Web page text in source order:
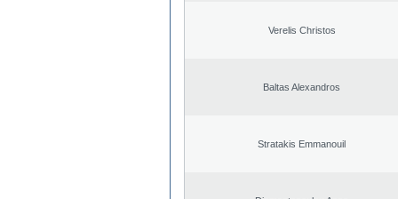
Verelis Christos
Baltas Alexandros
Stratakis Emmanouil